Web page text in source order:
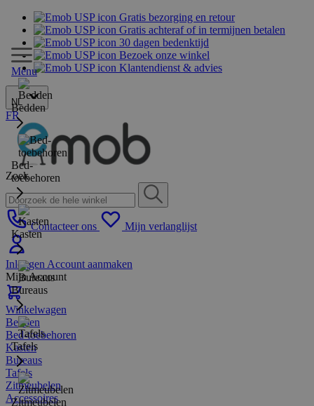
Gratis bezorging en retour
Gratis achteraf of in termijnen betalen
30 dagen bedenktijd
Bezoek onze winkel
Klantendienst & advies
NL
FR
Zoek
Contacteer ons Mijn verlanglijst
Inloggen Account aanmaken
Mijn Account
Winkelwagen
Menu
Bedden
Bed-
toebehoren
Kasten
Bureaus
Tafels
Zitmeubelen
Bedden
Bed-toebehoren
Kasten
Bureaus
Tafels
Zitmeubelen
Accessoires